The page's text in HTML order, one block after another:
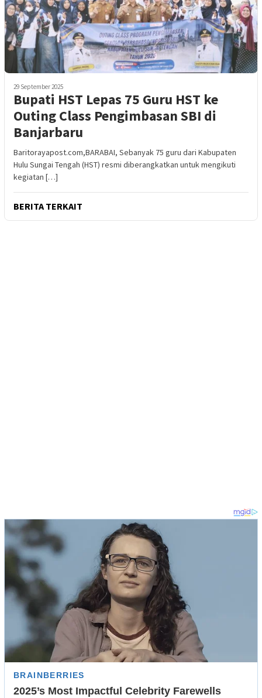
29 September 2025
Bupati HST Lepas 75 Guru HST ke
Outing Class Pengimbasan SBI di
Banjarbaru
Baritorayapost.com,BARABAI, Sebanyak 75 guru dari Kabupaten
Hulu Sungai Tengah (HST) resmi diberangkatkan untuk mengikuti
kegiatan […]
BERITA TERKAIT